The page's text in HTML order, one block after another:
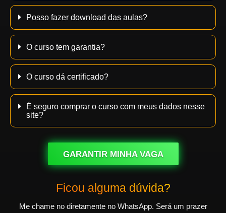
Posso fazer download das aulas?
O curso tem garantia?
O curso dá certificado?
É seguro comprar o curso com meus dados nesse
site?
GARANTIR MINHA VAGA
Ficou alguma dúvida?
Me chame no diretamente no WhatsApp. Será um prazer